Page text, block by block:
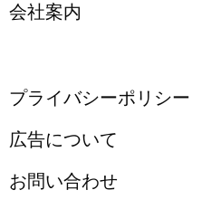
会社案内
プライバシーポリシー
広告について
お問い合わせ